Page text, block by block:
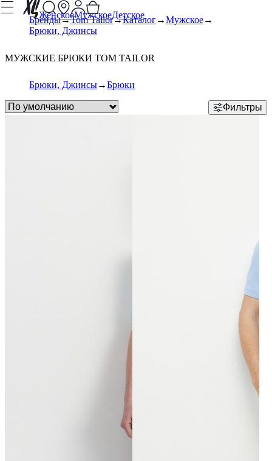
ЖенскоеМужскоеДетское
Бренды Tom Tailor Каталог
Мужское
Брюки, Джинсы
МУЖСКИЕ БРЮКИ TOM TAILOR
Брюки, Джинсы Брюки
Фильтры